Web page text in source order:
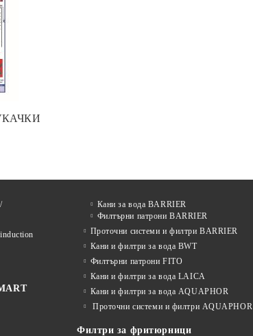
Кани за вода BARRIER
Филтърни патрони BARRIER
Проточни системи и филтри BARRIER
Кани и филтри за вода BWT
Филтърни патрони FITO
Кани и филтри за вода LAICA
Кани и филтри за вода AQUAPHOR
Проточни системи и филтри AQUAPHOR
Филтри за фритюрници